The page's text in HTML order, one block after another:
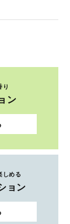
り
ン
しめる
ョン